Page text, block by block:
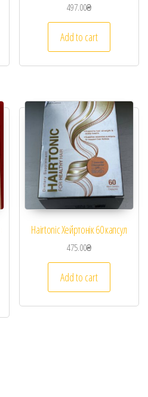
497.00₴
Add to cart
Hairtonic Хейртонік 60 капсул
475.00₴
Add to cart